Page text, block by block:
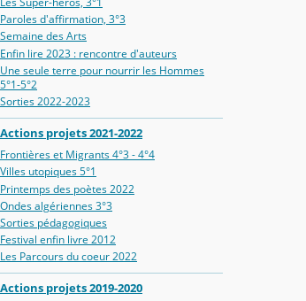
Paroles d'affirmation, 3°3
Semaine des Arts
Enfin lire 2023 : rencontre d'auteurs
Une seule terre pour nourrir les Hommes
5°1-5°2
Sorties 2022-2023
Actions projets 2021-2022
Frontières et Migrants 4°3 - 4°4
Villes utopiques 5°1
Printemps des poètes 2022
Ondes algériennes 3°3
Sorties pédagogiques
Festival enfin livre 2012
Les Parcours du coeur 2022
Actions projets 2019-2020